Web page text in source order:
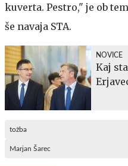
kuverta. Pestro," je ob
še navaja STA.
NOVICE
Kaj
tožba
Marjan Šarec